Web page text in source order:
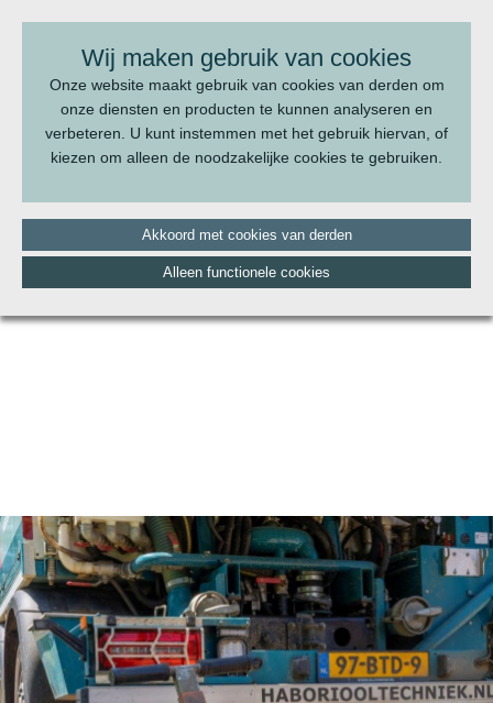
Wij maken gebruik van cookies
Onze website maakt gebruik van cookies van derden om
onze diensten en producten te kunnen analyseren en
verbeteren. U kunt instemmen met het gebruik hiervan, of
kiezen om alleen de noodzakelijke cookies te gebruiken.
Akkoord met cookies van derden
Alleen functionele cookies
BEL ONS:070 - 322 20 22